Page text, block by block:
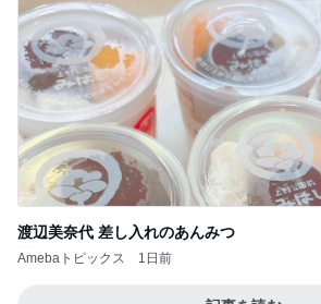
渡辺美奈代 差し入れのあんみつ
Amebaトピックス 1日前